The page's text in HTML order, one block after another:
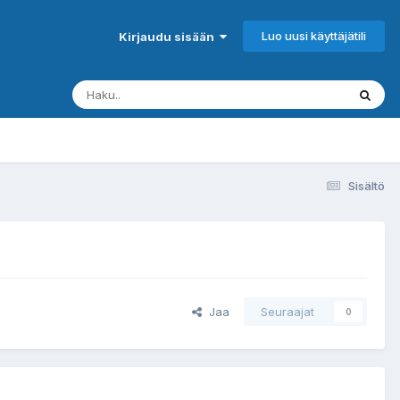
Kirjaudu sisään Luo uusi käyttäjätili
Sisältö
Jaa Seuraajat 0